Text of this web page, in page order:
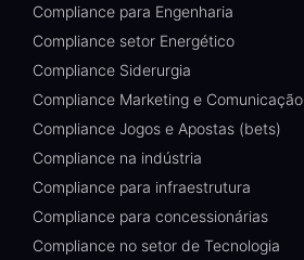
Compliance para Engenharia
Compliance setor Energético
Compliance Siderurgia
Compliance Marketing e Comunicação
Compliance Jogos e Apostas (bets)
Compliance na indústria
Compliance para infraestrutura
Compliance para concessionárias
Compliance no setor de Tecnologia